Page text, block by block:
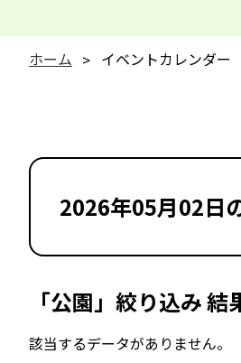
ホーム イベントカレンダー
2026年05月02日
「公園」絞り込み 結
該当するデータがありません。